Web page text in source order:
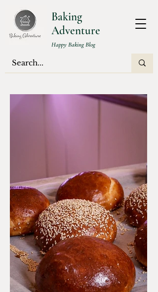
Baking
Adventure
Happy Baking Blog